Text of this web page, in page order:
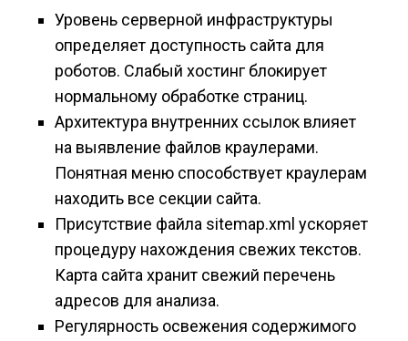
Уровень серверной инфраструктуры
определяет доступность сайта для
роботов. Слабый хостинг блокирует
нормальному обработке страниц.
Архитектура внутренних ссылок влияет
на выявление файлов краулерами.
Понятная меню способствует краулерам
находить все секции сайта.
Присутствие файла sitemap.xml ускоряет
процедуру нахождения свежих текстов.
Карта сайта хранит свежий перечень
адресов для анализа.
Регулярность освежения содержимого